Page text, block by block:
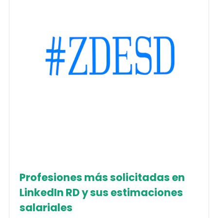
Profesiones más solicitadas en
LinkedIn RD y sus estimaciones
salariales